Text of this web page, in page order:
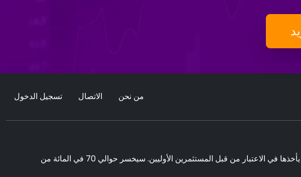
من نحن الاتصال تسجيل الدخول
يمكن أن يولد التداول فوائد ملحوظة. ومع ذلك ، فإنه ينطوي أيضا على خطر خسارة جزئية / كاملة للأموال ويجب أن يأخذها في الاعتبار من قبل المستثمرين الأوليين. سيخسر حوالي 70 في المائة من